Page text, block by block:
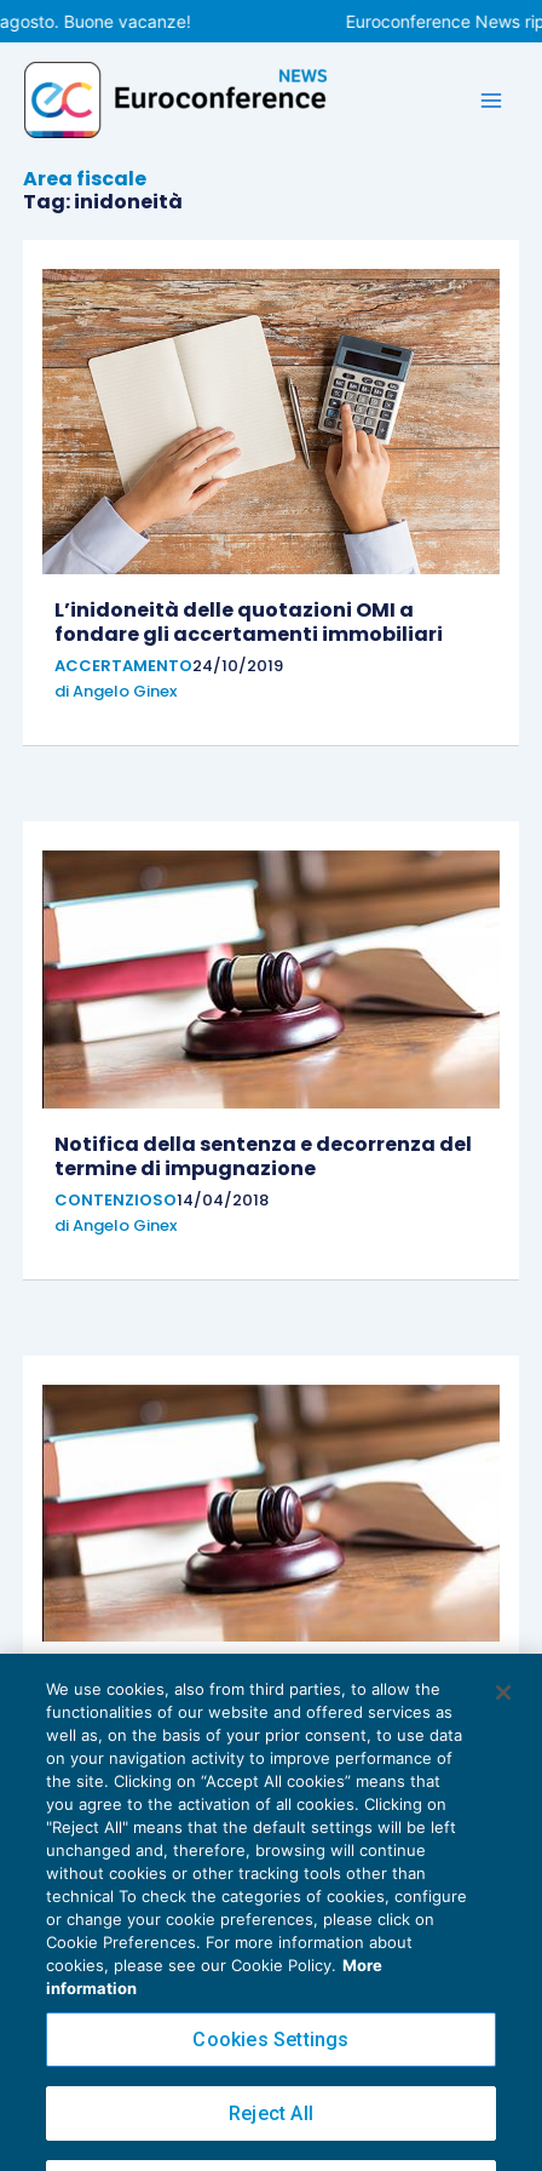
Vai
al
contenuto
Buone vacanze! Euroconference News
Area fiscale
Tag: inidoneità
L’inidoneità delle quotazioni OMI a
fondare gli accertamenti immobiliari
ACCERTAMENTO24/10/2019
diAngelo Ginex
Notifica della sentenza e decorrenza del
termine di impugnazione
CONTENZIOSO14/04/2018
diAngelo Ginex
Il pagamento parziale non interrompe la
prescrizione
RISCOSSIONE22/01/2018
diAngelo Ginex
Privacy Policy
Cookie Policy
Copyright 2016 ©Gruppo Euroconference S.p.A.v2.32.3
Piazza Luigi Einaudi, 10N01 - 20124 Milano - info@ecnews.it
We use cookies, also from third parties, to allow the
functionalities of our website and offered services as
well as, on the basis of your prior consent, to use data
on your navigation activity to improve performance of
the site. Clicking on “Accept All cookies” means that
you agree to the activation of all cookies. Clicking on
"Reject All" means that the default settings will be left
unchanged and, therefore, browsing will continue
without cookies or other tracking tools other than
technical To check the categories of cookies, configure
or change your cookie preferences, please click on
Cookie Preferences. For more information about
cookies, please see our Cookie Policy. More
information
Cookies Settings
Reject All